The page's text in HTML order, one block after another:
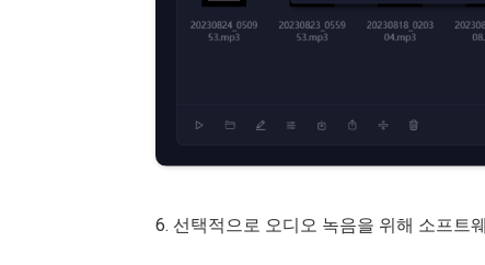
6. 선택적으로 오디오 녹음을 위해 소프트